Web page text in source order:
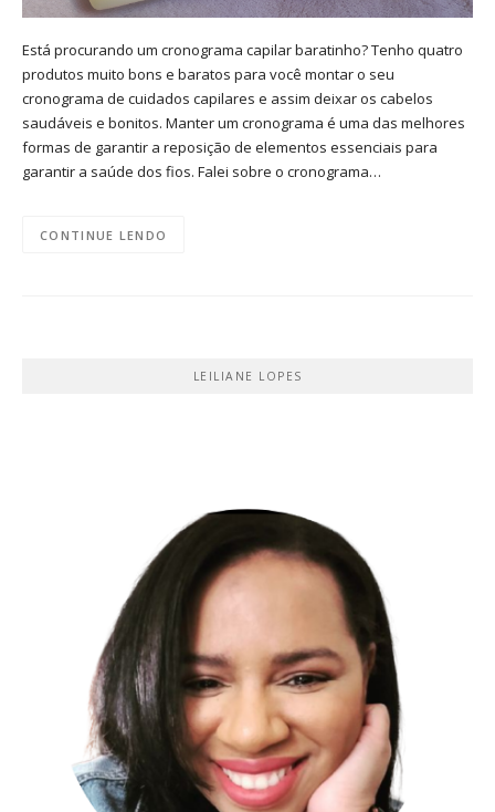
Está procurando um cronograma capilar baratinho? Tenho quatro
produtos muito bons e baratos para você montar o seu
cronograma de cuidados capilares e assim deixar os cabelos
saudáveis e bonitos. Manter um cronograma é uma das melhores
formas de garantir a reposição de elementos essenciais para
garantir a saúde dos fios. Falei sobre o cronograma…
CONTINUE LENDO
LEILIANE LOPES